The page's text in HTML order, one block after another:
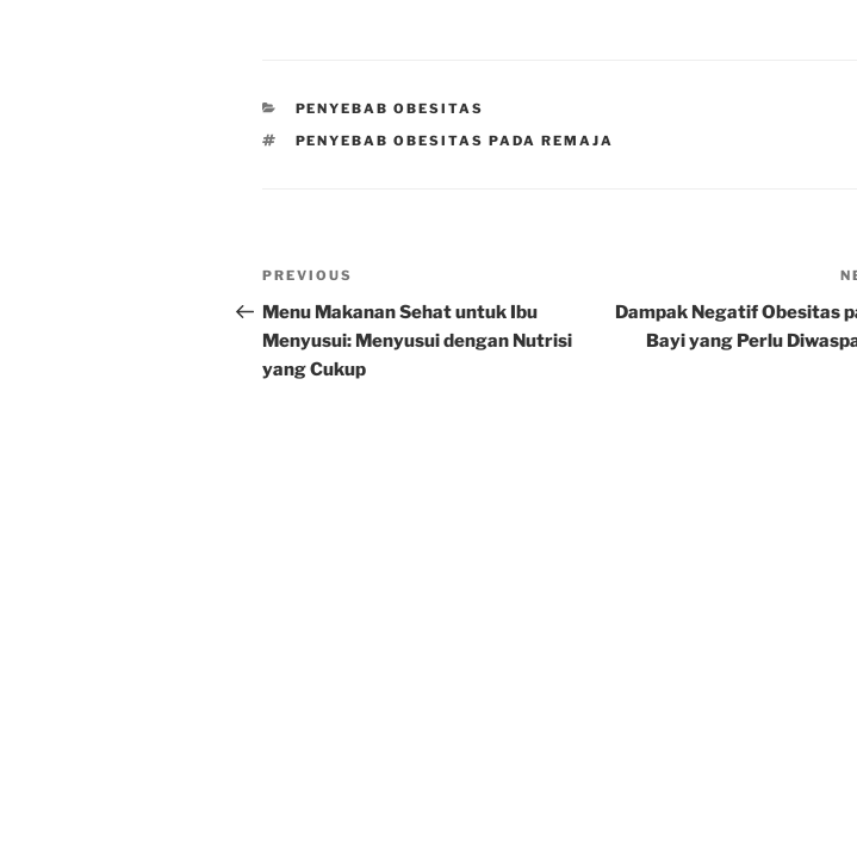
CATEGORIES
PENYEBAB OBESITAS
TAGS
PENYEBAB OBESITAS PADA REMAJA
Post
navigation
Previous
Post
PREVIOUS
Menu Makanan Sehat untuk Ibu
Menyusui: Menyusui dengan Nutrisi
yang Cukup
Dampak Negatif Obesitas
Bayi yang Perlu